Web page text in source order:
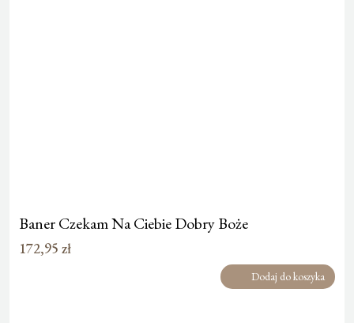
Baner Czekam Na Ciebie Dobry Boże
172,95 zł
Dodaj do koszyka